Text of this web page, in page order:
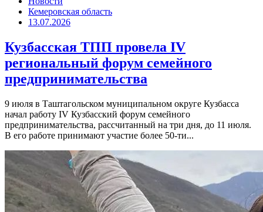
Кемеровская область
13.07.2026
Кузбасская ТПП провела IV
региональный форум семейного
предпринимательства
9 июля в Таштагольском муниципальном округе Кузбасса
начал работу IV Кузбасский форум семейного
предпринимательства, рассчитанный на три дня, до 11 июля.
В его работе принимают участие более 50-ти...